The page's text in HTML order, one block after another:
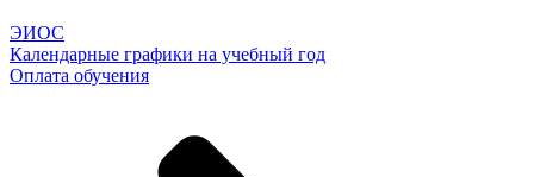
ЭИОС
Календарные графики на учебный год
Оплата обучения